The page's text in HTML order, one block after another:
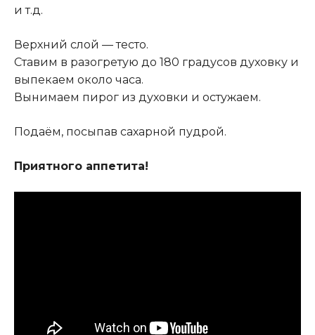
и т.д.
Верхний слой — тесто.
Ставим в разогретую до 180 градусов духовку и
выпекаем около часа.
Вынимаем пирог из духовки и остужаем.
Подаём, посыпав сахарной пудрой.
Приятного аппетита!